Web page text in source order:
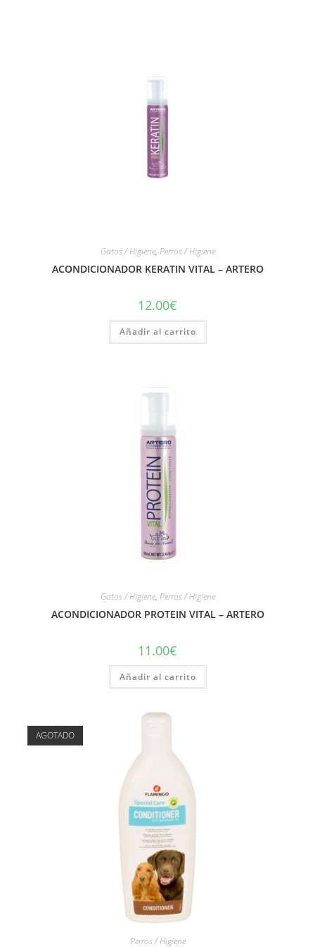
Gatos / Higiene, Perros / Higiene
ACONDICIONADOR KERATIN VITAL – ARTERO
12.00€
Añadir al carrito
Gatos / Higiene, Perros / Higiene
ACONDICIONADOR PROTEIN VITAL – ARTERO
11.00€
Añadir al carrito
AGOTADO
Perros / Higiene